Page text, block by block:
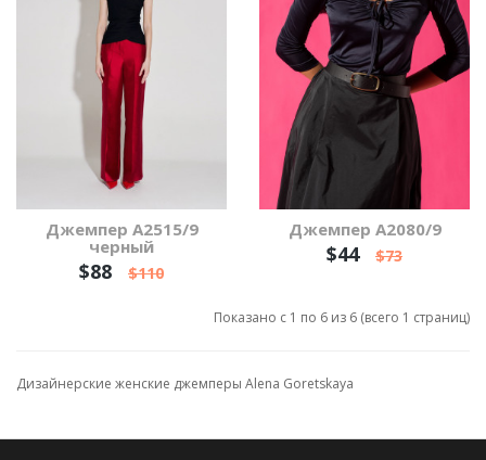
Джемпер А2515/9
черный
$88 $110
Джемпер А2080/9
$44 $73
Показано с 1 по 6 из 6 (всего 1 страниц)
Дизайнерские женские джемперы Alena Goretskaya